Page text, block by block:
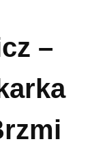
–